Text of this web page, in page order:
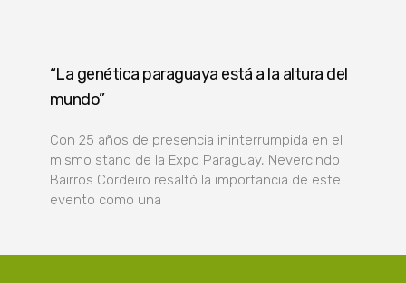
“La genética paraguaya está a la altura del
mundo”
Con 25 años de presencia ininterrumpida en el
mismo stand de la Expo Paraguay, Nevercindo
Bairros Cordeiro resaltó la importancia de este
evento como una